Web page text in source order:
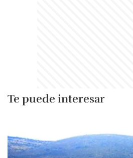
Te puede interesar